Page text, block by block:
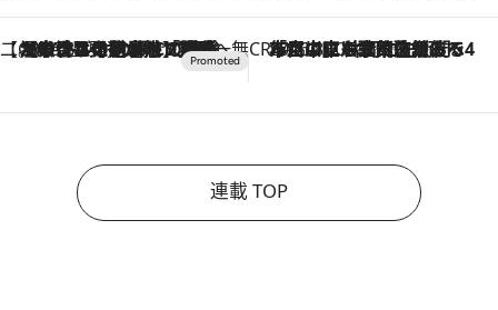
【CREA×星野リゾート】唯一無二。癒しと発見が待つ場所へ
2026.8.7
【トンボの足水浴】ヒノキの香りに包まれて涼感マックス！約13℃の湧水かけ流しを避暑地「星野温泉 トンボの湯」で体験 CREA'S CHOICE
2026.8.7
「立川にも歌舞伎があるんだよ」 片岡仁左衛門・市川中車ら豪華座組みで4年目の立川立飛歌舞伎へ
連載 TOP